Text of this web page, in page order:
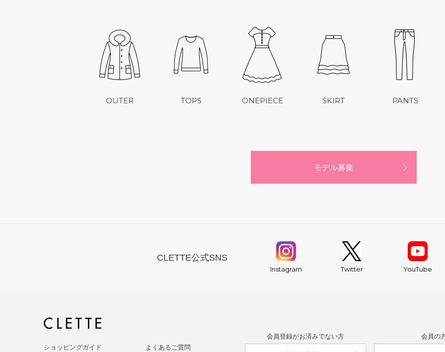
OUTER TOPS ONEPIECE SKIRT PANTS
モデル募集
CLETTE公式SNS
Instagram Twitter YouTube
会員登録がお済みでない方 会員の
ショッピングガイド よくあるご質問